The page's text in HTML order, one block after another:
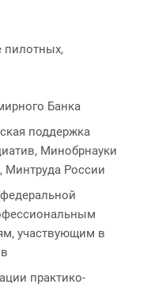
пилотных,
Банка
поддержка
Минобрнауки
Минтруда России
участвующим в
практико-